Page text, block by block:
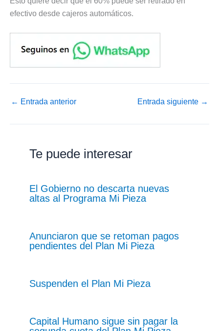
efectivo desde cajeros automáticos.
← Entrada anterior Entrada siguiente →
Te puede interesar
El Gobierno no descarta nuevas
altas al Programa Mi Pieza
Anunciaron que se retoman pagos
pendientes del Plan Mi Pieza
Suspenden el Plan Mi Pieza
Capital Humano sigue sin pagar la